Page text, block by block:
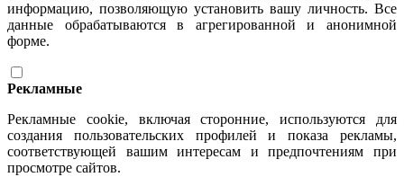
информацию, позволяющую установить вашу личность. Все
данные обрабатываются в агрегированной и анонимной
форме.
Рекламные
Рекламные cookie, включая сторонние, используются для
создания пользовательских профилей и показа рекламы,
соответствующей вашим интересам и предпочтениям при
просмотре сайтов.